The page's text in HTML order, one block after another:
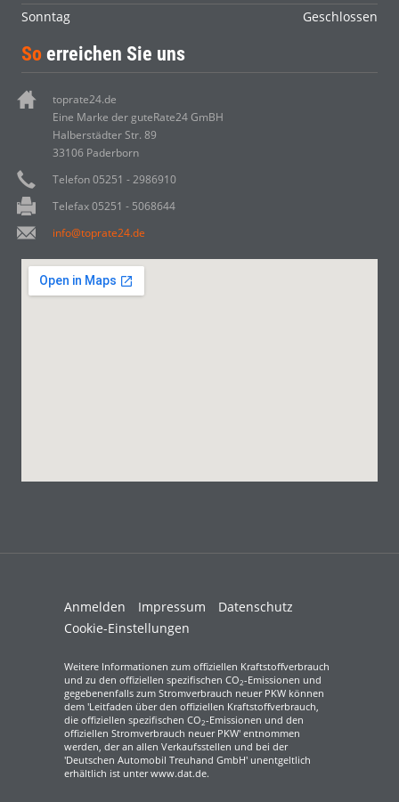
Sonntag
Geschlossen
So erreichen Sie uns
toprate24.de
Eine Marke der guteRate24 GmBH
Halberstädter Str. 89
33106 Paderborn
Telefon 05251 - 2986910
Telefax 05251 - 5068644
info@toprate24.de
Anmelden Impressum
Datenschutz
Cookie-Einstellungen
Weitere Informationen zum offiziellen Kraftstoffverbrauch
und zu den offiziellen spezifischen CO2-Emissionen und
gegebenenfalls zum Stromverbrauch neuer PKW können
dem 'Leitfaden über den offiziellen Kraftstoffverbrauch,
die offiziellen spezifischen CO2-Emissionen und den
offiziellen Stromverbrauch neuer PKW' entnommen
werden, der an allen Verkaufsstellen und bei der
'Deutschen Automobil Treuhand GmbH' unentgeltlich
erhältlich ist unter www.dat.de.